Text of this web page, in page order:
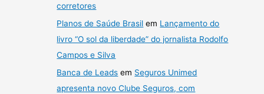
corretores
Planos de Saúde Brasil em Lançamento do
livro “O sol da liberdade” do jornalista Rodolfo
Campos e Silva
Banca de Leads em Seguros Unimed
apresenta novo Clube Seguros, com